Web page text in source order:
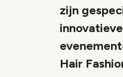
zijn
Hair